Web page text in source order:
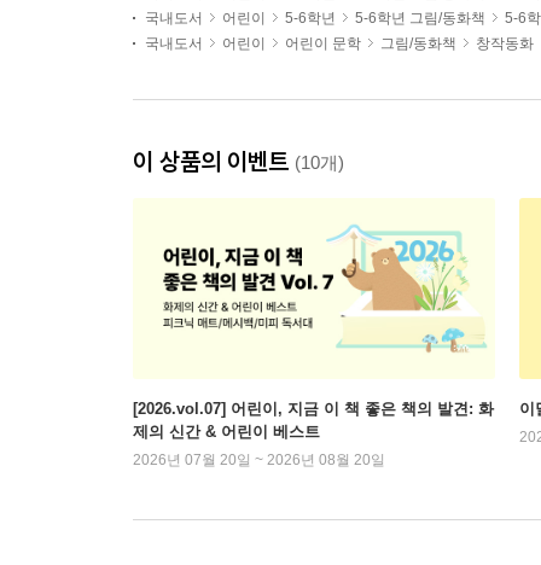
국내도서
어린이 5-6학년 5-6학년 그림/동화책
5-6
국내도서
어린이 어린이 문학 그림/동화책 창작동화
이 상품의 이벤트 (10개)
[2026.vol.07] 어린이, 지금 이 책 좋은 책의 발견: 화
제의 신간 & 어린이 베스트
2026년 07월 20일 ~ 2026년 08월 20일
이